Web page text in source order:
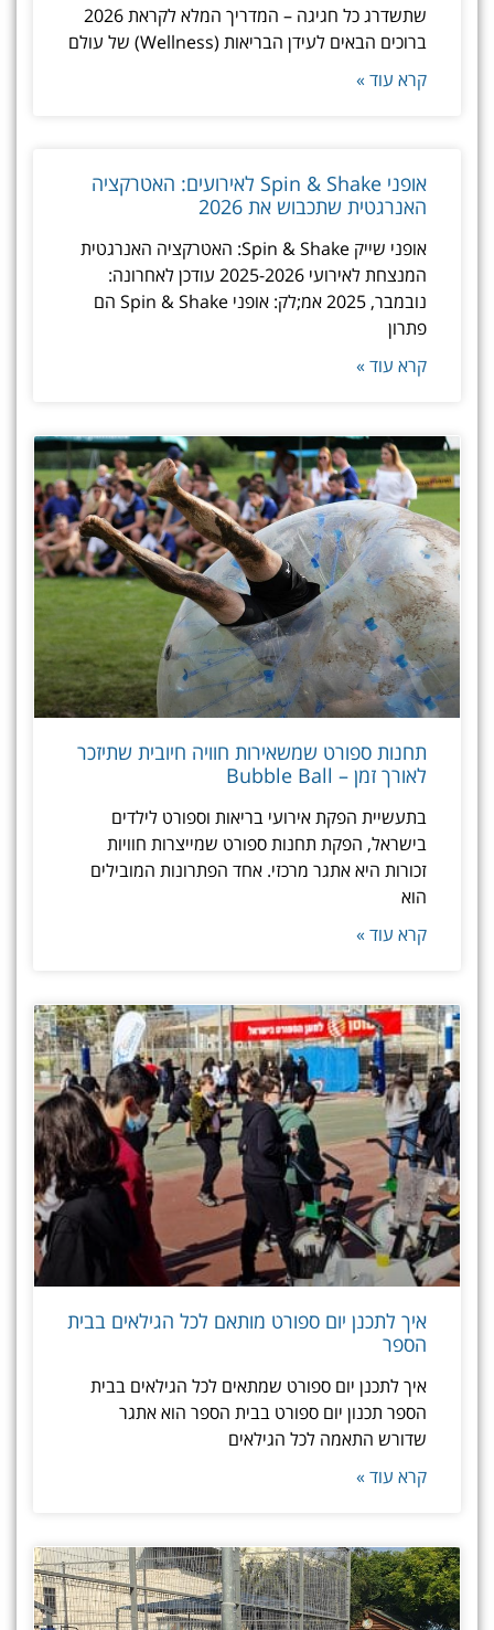
שתשדרג כל חגיגה – המדריך המלא לקראת 2026
ברוכים הבאים לעידן הבריאות (Wellness) של עולם
קרא עוד »
אופני Spin & Shake לאירועים: האטרקציה
האנרגטית שתכבוש את 2026
אופני שייק Spin & Shake: האטרקציה האנרגטית
המנצחת לאירועי 2025-2026 עודכן לאחרונה:
נובמבר, 2025 אמ;לק: אופני Spin & Shake הם
פתרון
קרא עוד »
תחנות ספורט שמשאירות חוויה חיובית שתיזכר
לאורך זמן – Bubble Ball
בתעשיית הפקת אירועי בריאות וספורט לילדים
בישראל, הפקת תחנות ספורט שמייצרות חוויות
זכורות היא אתגר מרכזי. אחד הפתרונות המובילים
הוא
קרא עוד »
איך לתכנן יום ספורט מותאם לכל הגילאים בבית
הספר
איך לתכנן יום ספורט שמתאים לכל הגילאים בבית
הספר תכנון יום ספורט בבית הספר הוא אתגר
שדורש התאמה לכל הגילאים
קרא עוד »